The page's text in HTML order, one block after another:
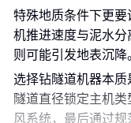
特殊地质条件下更
机推进速度与泥水
则可能引发地表沉降
选择钻隧道机器本
隧道直径锁定主机
风系统，最后通过